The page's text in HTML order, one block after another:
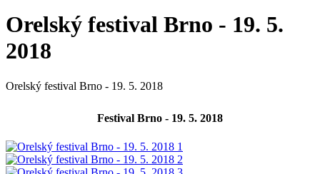
Orelský festival Brno - 19. 5.
2018
Orelský festival Brno - 19. 5. 2018
Festival Brno - 19. 5. 2018